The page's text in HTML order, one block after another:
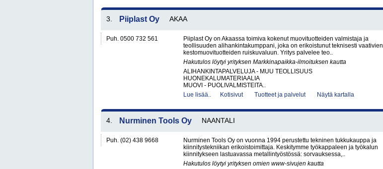
3. Piiplast Oy AKAA
Puh. 0500 732 561
Piiplast Oy on Akaassa toimiva kokenut muovituotteiden valmistaja ja
teollisuuden alihankintakumppani, joka on erikoistunut teknisesti vaativien
kestomuovituotteiden ruiskuvaluun. Yritys palvelee teo..
Hakutulos löytyi yrityksen Markkinapaikka-ilmoituksen kautta
ALIHANKINTAPALVELUJA - MUU TEOLLISUUS
HUONEKALUMATERIAALIA
MUOVI - PUOLIVALMISTEITA..
Lue lisää..
Kotisivut Tuotteet ja palvelut Näytä kartalla
4. Nurminen Tools Oy NAANTALI
Puh. (02) 438 9668
Nurminen Tools Oy on vuonna 1994 perustettu tekninen tukkukauppa ja
kiinnitystekniikan erikoistoimittaja. Keskitymme työkappaleen ja työkalun
kiinnitykseen lastuavassa metallintyöstössä: sorvauksessa,..
Hakutulos löytyi yrityksen omien www-sivujen kautta